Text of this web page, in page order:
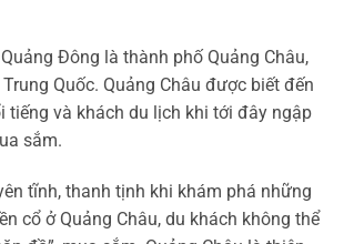
Đông là thành phố Quảng Châu,
Quốc. Quảng Châu được biết đến
tiếng và khách du lịch khi tới đây ngập
sắm.
tĩnh, thanh tịnh khi khám phá những
cổ ở Quảng Châu, du khách không thể